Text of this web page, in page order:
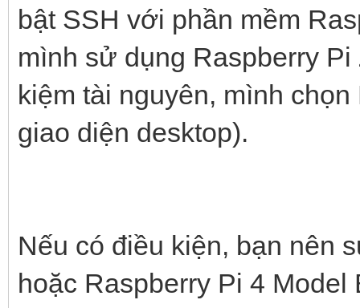
bật SSH với phần mềm
mình sử dụng Raspberry
kiệm tài nguyên, mình
giao diện desktop).
Nếu có điều kiện, bạn nên
hoặc Raspberry Pi 4